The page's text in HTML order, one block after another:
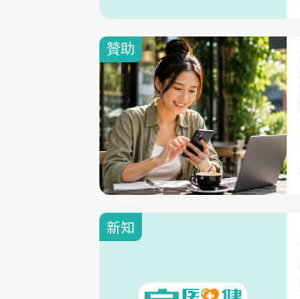
新知